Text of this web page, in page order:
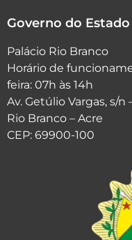
Governo do
Palácio Rio Branco
Horário de
feira: 07h às 14h
Av. Getúlio Vargas, s/n
Rio Branco – Acre
CEP: 69900-100